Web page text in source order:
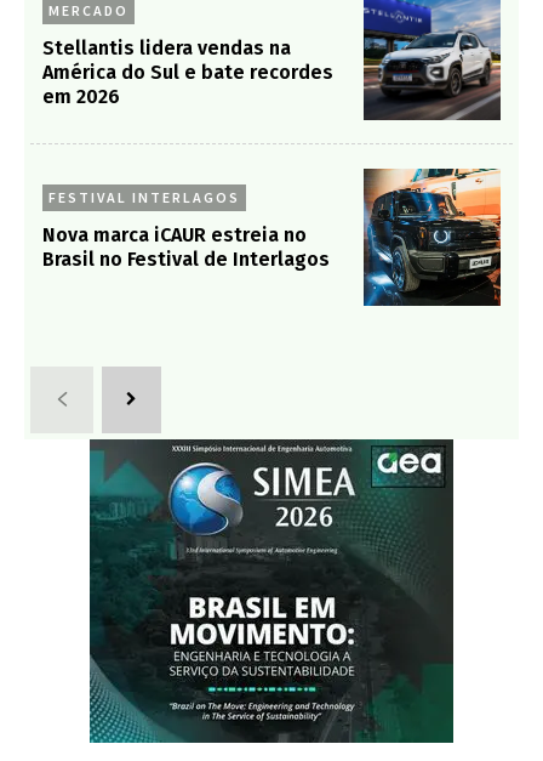
MERCADO
Stellantis lidera vendas na
América do Sul e bate recordes
em 2026
FESTIVAL INTERLAGOS
Nova marca iCAUR estreia no
Brasil no Festival de Interlagos